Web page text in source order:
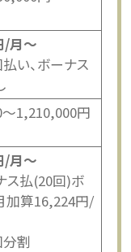
月〜
い、ボーナス
1,210,000円
月〜
ス払(20回)ボ
加算16,224円/
割